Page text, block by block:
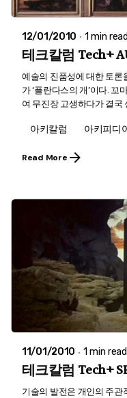
12/01/2010 1 min read
테크칼럼 Tech+
예술의 진품성에 대한 토론
가 ‘플란다스의 개’이다.
여 무진장 고생하다가 결국
아키칼럼 아키피디
Read More
11/01/2010 1 min read
테크칼럼 Tech+
기술의 발전은 개인의 주관